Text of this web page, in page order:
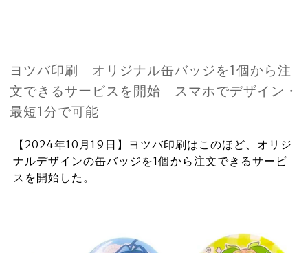
ヨツバ印刷 オリジナル缶バッジを1個から注
文できるサービスを開始 スマホでデザイン・
最短1分で可能
【2024年10月19日】ヨツバ印刷はこのほど、オリジ
ナルデザインの缶バッジを1個から注文できるサービ
スを開始した。